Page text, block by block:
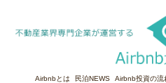
Airbnbとは 民泊NEWS Airbnb投資の流